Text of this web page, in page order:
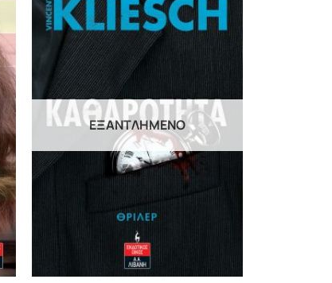
ΕΞΑΝΤΛΗΜΈΝΟ